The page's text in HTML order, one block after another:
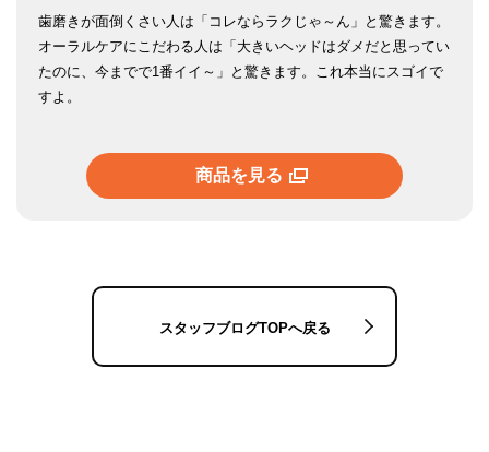
歯磨きが面倒くさい人は「コレならラクじゃ～ん」と驚きます。
オーラルケアにこだわる人は「大きいヘッドはダメだと思ってい
たのに、今までで1番イイ～」と驚きます。これ本当にスゴイで
すよ。
商品を見る
スタッフブログTOPへ戻る